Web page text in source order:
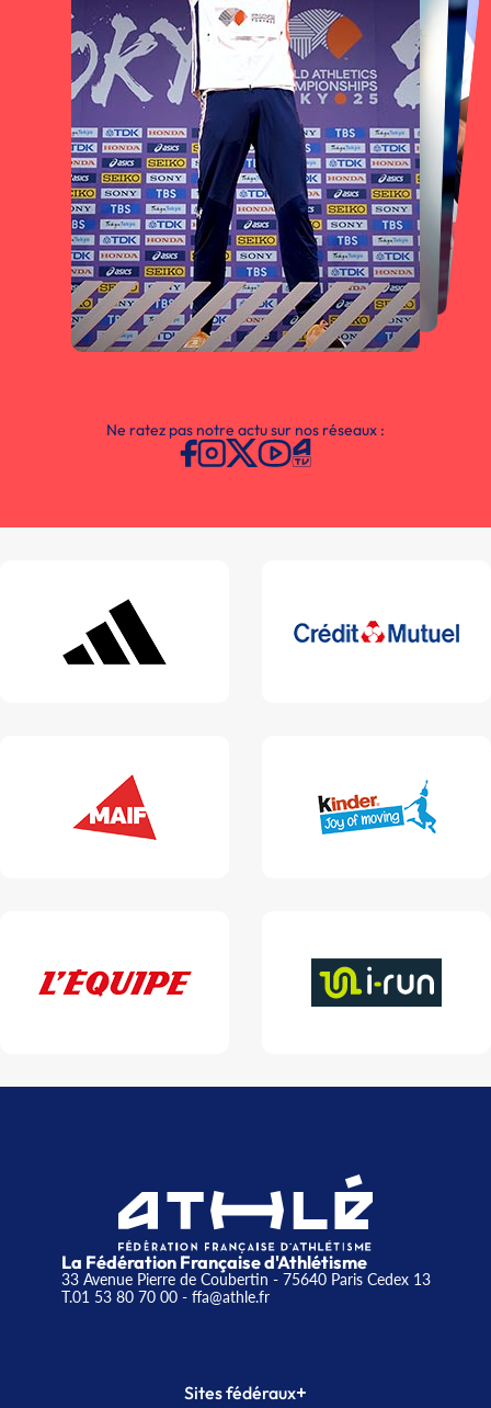
Ne ratez pas notre actu sur nos réseaux :
La Fédération Française d'Athlétisme
33 Avenue Pierre de Coubertin - 75640 Paris Cedex 13
T.01 53 80 70 00- ffa@athle.fr
Sites fédéraux+